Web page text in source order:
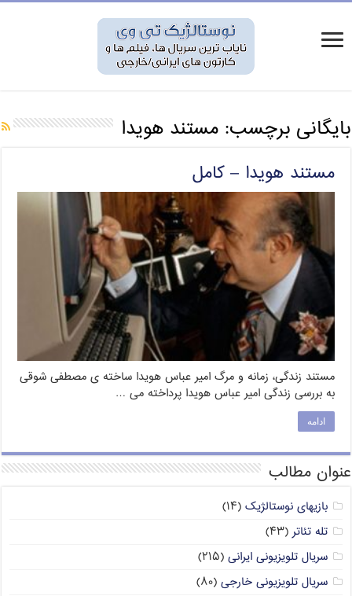
بایگانی برچسب:مستند هویدا
مستند هویدا – کامل
مستند زندگی، زمانه و مرگ امیر عباس هویدا ساخته ی مصطفی شوقی
به بررسی زندگی امیر عباس هویدا پرداخته می …
ادامه
عنوان مطالب
بازیهای نوستالژیک (۱۴)
تله تئاتر (۴۳)
سریال تلویزیونی ایرانی (۲۱۵)
سریال تلویزیونی خارجی (۸۰)